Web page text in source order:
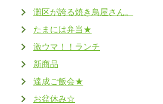
灘区が誇る焼き鳥屋さん。
たまには弁当★
激ウマ！！ランチ
新商品
達成ご飯会★
お盆休み☆